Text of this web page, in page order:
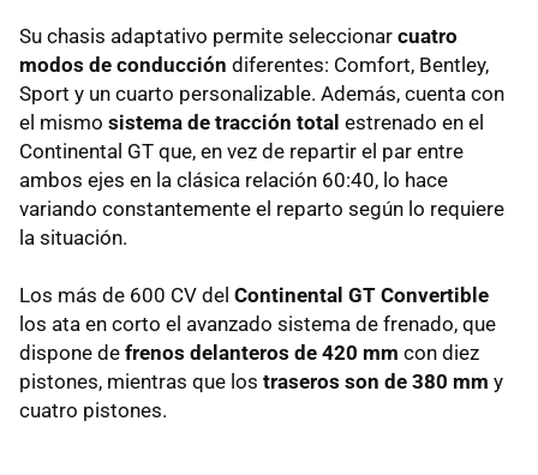
Su chasis adaptativo permite seleccionar cuatro
modos de conducción diferentes: Comfort, Bentley,
Sport y un cuarto personalizable. Además, cuenta con
el mismo sistema de tracción total estrenado en el
Continental GT que, en vez de repartir el par entre
ambos ejes en la clásica relación 60:40, lo hace
variando constantemente el reparto según lo requiere
la situación.
Los más de 600 CV del Continental GT Convertible
los ata en corto el avanzado sistema de frenado, que
dispone de frenos delanteros de 420 mm con diez
pistones, mientras que los traseros son de 380 mm y
cuatro pistones.